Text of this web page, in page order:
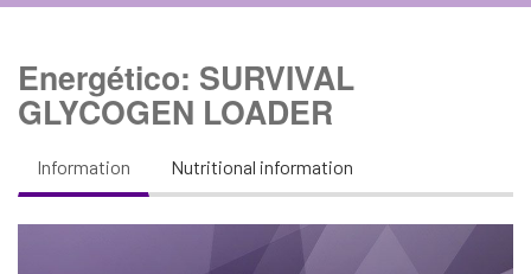
Energético: SURVIVAL
GLYCOGEN LOADER
Information Nutritional information